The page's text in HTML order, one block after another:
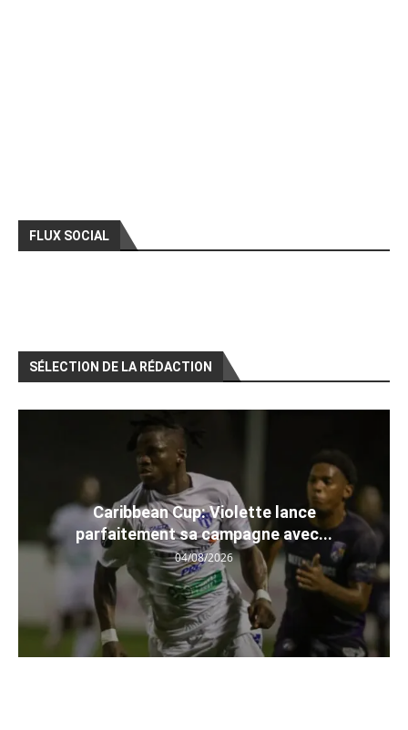
FLUX SOCIAL
SÉLECTION DE LA RÉDACTION
Caribbean Cup: Violette lance
parfaitement sa campagne avec...
04/08/2026